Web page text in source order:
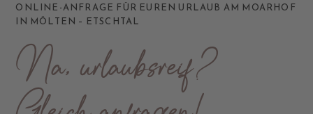
ONLINE-ANFRAGE FÜR EUREN URLAUB AM MOARHOF
IN MÖLTEN – ETSCHTAL
Na, urlaubsreif?